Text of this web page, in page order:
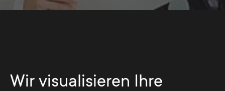
Wir visualisieren Ihre